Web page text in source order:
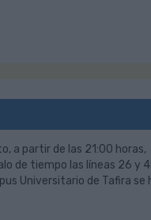
a partir de las 21:00
de tiempo las líneas 26 y
Universitario de Tafira se